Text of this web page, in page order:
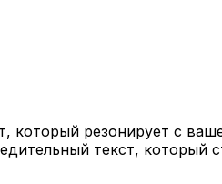
который резонирует с
текст,